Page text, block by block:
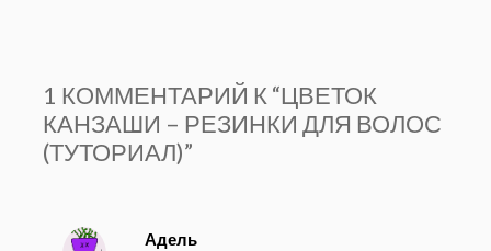
1 КОММЕНТАРИЙ К “ЦВЕТОК
КАНЗАШИ – РЕЗИНКИ ДЛЯ ВОЛОС
(ТУТОРИАЛ)”
Адель